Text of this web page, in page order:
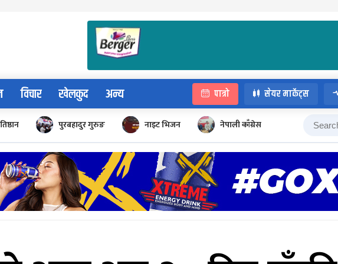
विचार खेलकुद अन्य पात्रो सेयर मार्केट्स
पुरबहादुर गुरुङ नाइट भिजन नेपाली काँग्रेस